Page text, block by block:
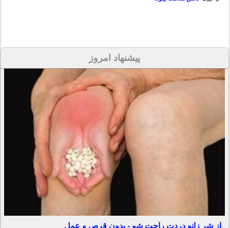
پیشنهاد امروز
از شر زانو دردت راحت شو - بدون قرص و عمل